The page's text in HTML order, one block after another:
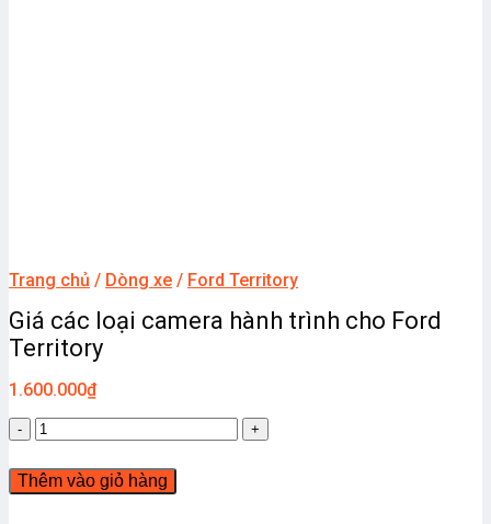
Trang chủ / Dòng xe / Ford Territory
Giá các loại camera hành trình cho Ford
Territory
1.600.000₫
Giá
các
loại
camera
Thêm vào giỏ hàng